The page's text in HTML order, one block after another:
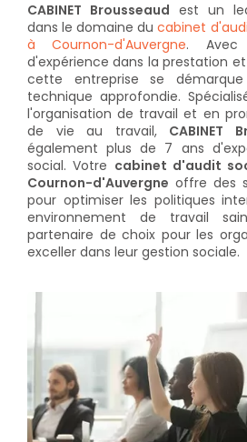
CABINET Brousseaud est un
dans le domaine ducabinet
à Cournon-d'Auvergne. Avec
d'expérience dans la prestation
cette entreprise se
technique approfondie.
l'organisation de travail et en
de vie au travail, CABINET
également plus de 7 ans
social. Votre cabinet d'audit
Cournon-d'Auvergne offre des
pour optimiser les politiques
environnement de travail
partenaire de choix pour les
exceller dans leur gestion sociale.